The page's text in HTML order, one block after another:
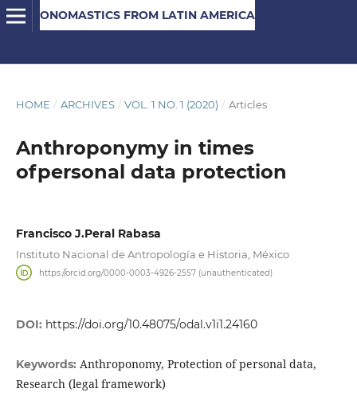
ONOMASTICS FROM LATIN AMERICA
HOME / ARCHIVES / VOL. 1 NO. 1 (2020) / Articles
Anthroponymy in times
ofpersonal data protection
Francisco J.Peral Rabasa
Instituto Nacional de Antropología e Historia, México
https://orcid.org/0000-0003-4926-2557 (unauthenticated)
DOI: https://doi.org/10.48075/odal.v1i1.24160
Keywords: Anthroponomy, Protection of personal data,
Research (legal framework)